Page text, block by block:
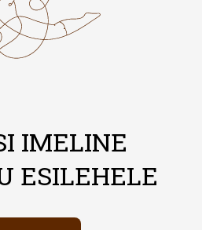
IMELINE
ESILEHELE